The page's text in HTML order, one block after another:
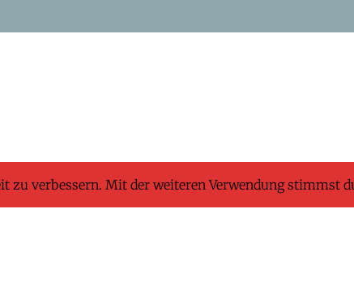
zu verbessern. Mit der weiteren Verwendung stimmst